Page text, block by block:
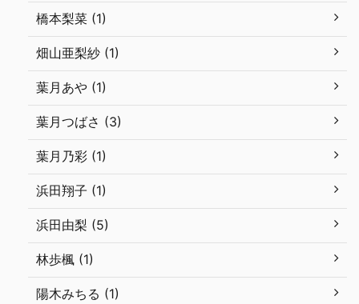
橋本梨菜 (1)
畑山亜梨紗 (1)
葉月あや (1)
葉月つばさ (3)
葉月乃彩 (1)
浜田翔子 (1)
浜田由梨 (5)
林歩楓 (1)
陽木みちる (1)